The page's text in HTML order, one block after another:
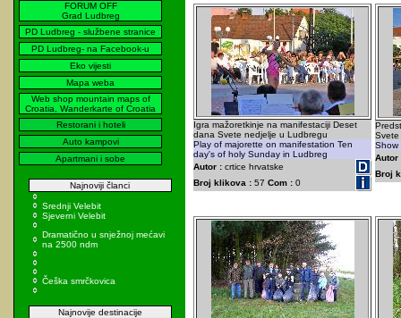
FORUM OFF
Grad Ludbreg
PD Ludbreg - službene stranice
PD Ludbreg- na Facebook-u
Eko vijesti
Mapa weba
Web shop mountain maps of
Croatia, Wanderkarte of Croatia
Restorani i hoteli
Auto kampovi
Apartmani i sobe
Najnoviji članci
Srednji Velebit
Sjeverni Velebit
Dramatično u snježnoj mećavi
na 2500 ndm
Češka smrčkovica
Najnovije destinacije
Igra mažoretkinje na manifestaciji Deset
dana Svete nedjelje u Ludbregu
Play of majorette on manifestation Ten
day's of holy Sunday in Ludbreg
Autor : crtice hrvatske
Broj klikova : 57 Com : 0
Svete
Show
Autor
Broj